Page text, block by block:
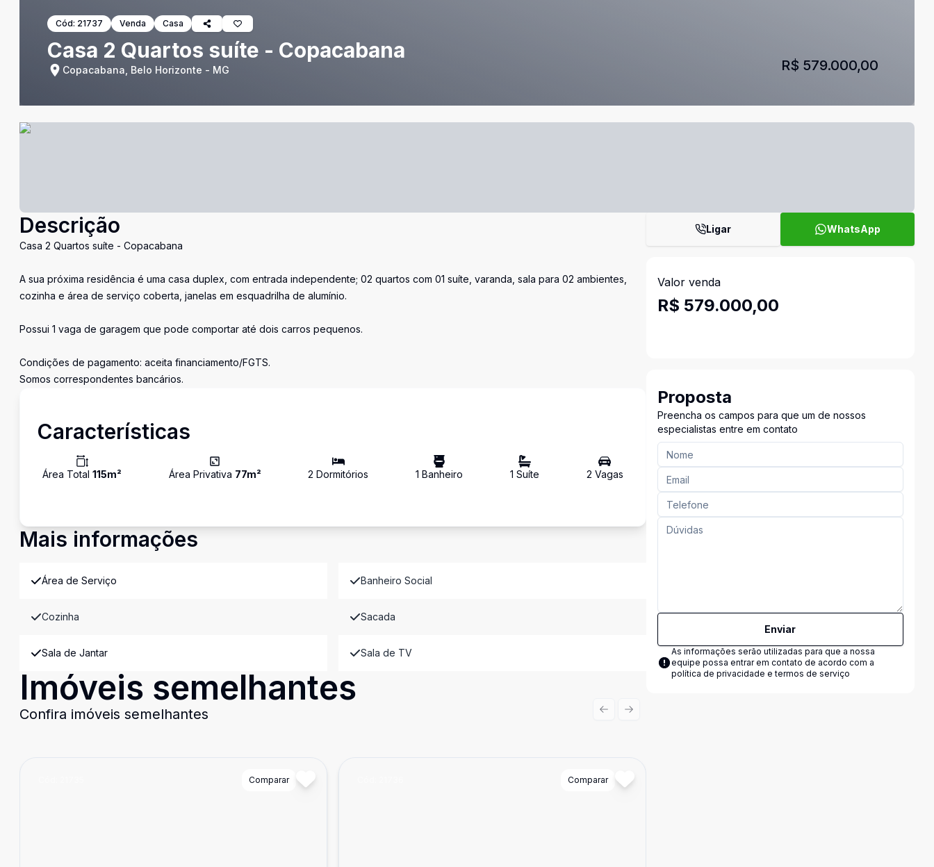
Cód: 21737 Venda Casa
Casa 2 Quartos suíte - Copacabana
Copacabana, Belo Horizonte - MG R$ 579.000,00
Descrição
Casa 2 Quartos suíte - Copacabana
A sua próxima residência é uma casa duplex, com entrada independente; 02 quartos com 01 suíte, varanda, sala para 02 ambientes,
cozinha e área de serviço coberta, janelas em esquadrilha de alumínio.
Possui 1 vaga de garagem que pode comportar até dois carros pequenos.
Condições de pagamento: aceita financiamento/FGTS.
Somos correspondentes bancários.
Características
Área Total 115m² Área Privativa 77m² 2 Dormitórios 1 Banheiro 1 Suíte 2 Vagas
Mais informações
Área de Serviço Banheiro Social
Cozinha Sacada
Sala de Jantar Sala de TV
Imóveis semelhantes
Confira imóveis semelhantes
Comparar Comparar
Previous slide
Next slide
Ligar WhatsApp
Valor venda
R$ 579.000,00
Proposta
Preencha os campos para que um de nossos
especialistas entre em contato
Enviar
As informações serão utilizadas para que a nossa
equipe possa entrar em contato de acordo com a
política de privacidade e termos de serviço